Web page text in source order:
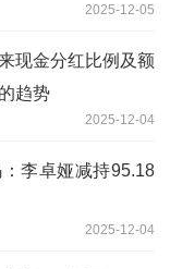
2025-12-05
现金分红比例及额
趋势
2025-12-04
：李卓娅减持95.18
2025-12-04